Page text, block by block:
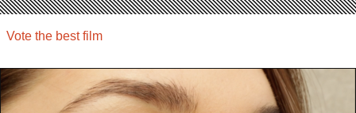
Vote the best film